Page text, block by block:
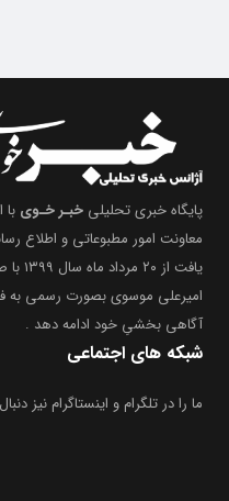
پایگاه خبری تحلیلی خبـر خـوی
معاونت امور مطبوعاتی و اطلاع
یافت
امیرعلی موسوی بصورت رسمی به
آگاهی بخشیِ خود ادامه دهد .
شبکه های اجتماعی
ما را در تلگرام و اینستاگرام نیز